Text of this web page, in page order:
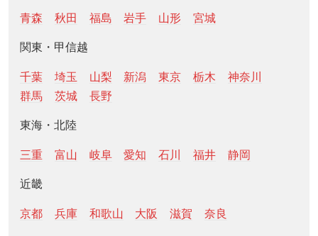
青森 秋田 福島 岩手 山形 宮城
関東・甲信越
千葉 埼玉 山梨 新潟 東京 栃木
神奈川
群馬
茨城 長野
東海・北陸
三重 富山 岐阜 愛知 石川 福井 静岡
近畿
京都 兵庫 和歌山 大阪 滋賀 奈良